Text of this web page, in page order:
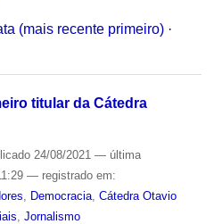
(mais recente primeiro) ·
titular da Cátedra
24/08/2021 — última
— registrado em:
Democracia, Cátedra Otavio
Jornalismo